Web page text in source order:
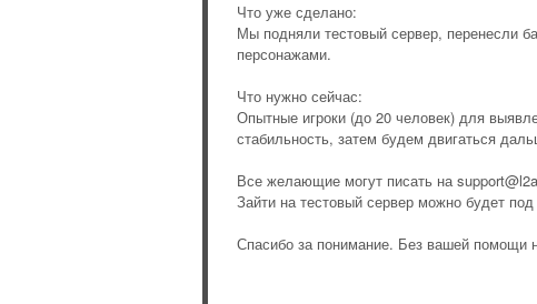
Что уже сделано:
Мы подняли тестовый сервер, перенесли
персонажами.
Что нужно сейчас:
Опытные игроки (до 20 человек) для
стабильность, затем будем двигаться
Все желающие могут писать на
Зайти на тестовый сервер можно будет
Спасибо за понимание. Без вашей помощи